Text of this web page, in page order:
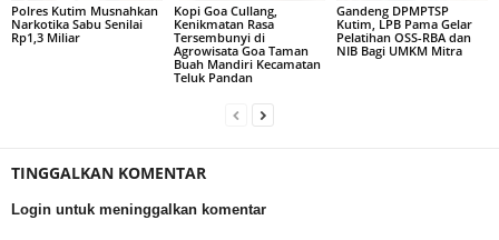
Polres Kutim Musnahkan
Narkotika Sabu Senilai
Rp1,3 Miliar
Kopi Goa Cullang,
Kenikmatan Rasa
Tersembunyi di
Agrowisata Goa Taman
Buah Mandiri Kecamatan
Teluk Pandan
Gandeng DPMPTSP
Kutim, LPB Pama Gelar
Pelatihan OSS-RBA dan
NIB Bagi UMKM Mitra
TINGGALKAN KOMENTAR
Login untuk meninggalkan komentar